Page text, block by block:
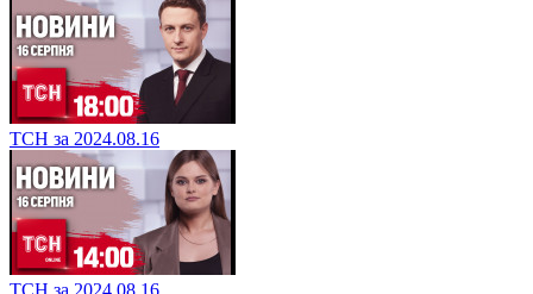
ТСН за 2024.08.16
ТСН за 2024.08.16